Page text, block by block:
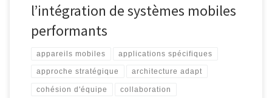
l’intégration de systèmes mobiles
performants
appareils mobiles applications spécifiques
approche stratégique architecture adapt
cohésion d'équipe collaboration